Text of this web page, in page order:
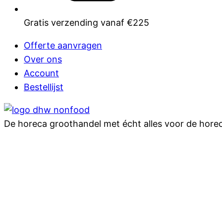
Gratis verzending vanaf €225
Offerte aanvragen
Over ons
Account
Bestellijst
De horeca groothandel met écht alles voor de